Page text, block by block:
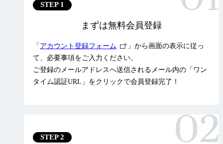
STEP 1
まずは無料会員登録
「 アカウント登録フォーム
外
部
リ
ン
」から画面の表示に従っ
て、必要事項をご入力ください。
ご登録のメールアドレスへ送信されるメール内の「ワン
タイム認証URL」をクリックで会員登録完了！
STEP 2